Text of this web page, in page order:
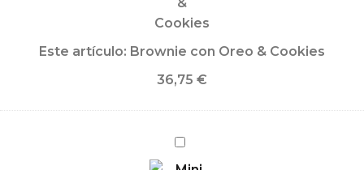
Este artículo: Brownie con Oreo & Cookies
36,75 €
Mini
croissants